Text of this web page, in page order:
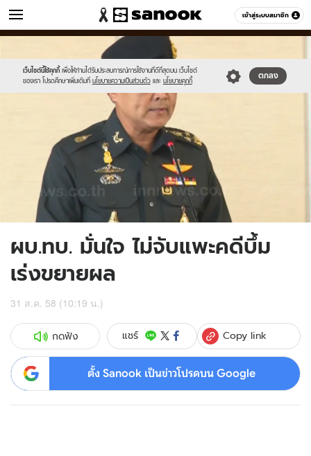
เข้าสู่ระบบสมาชิก
ข่าว หมวดอื่นๆ
เว็บไซต์นี้ใช้คุกกี้ เพื่อให้ท่านได้รับประสบการณ์การใช้งานที่ดีที่สุดบน เว็บไซต์
ของเรา โปรดศึกษาเพิ่มเติมที่ นโยบายความเป็นส่วนตัว และ นโยบายคุกกี้
ตกลง
//s.isanook.com/sr/0/images/logo-
new-
sanook.png
//s.isanook.com/ns/0/ud/371/1857082/642624-
01.jpg
ผบ.ทบ. มั่นใจ ไม่จับแพะคดีบึ้ม
เร่งขยายผล
31 ส.ค. 58 (10:19 น.)
กดฟัง แชร์ Copy link
ตั้ง Sanook เป็นข่าวโปรดบน Google